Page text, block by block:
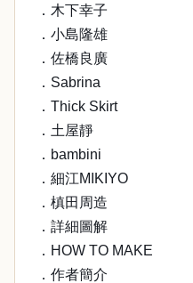
．木下幸子
．小島隆雄
．佐橋良廣
．Sabrina
．Thick Skirt
．土屋靜
．bambini
．細江MIKIYO
．槙田周造
．詳細圖解
．HOW TO MAKE
．作者簡介